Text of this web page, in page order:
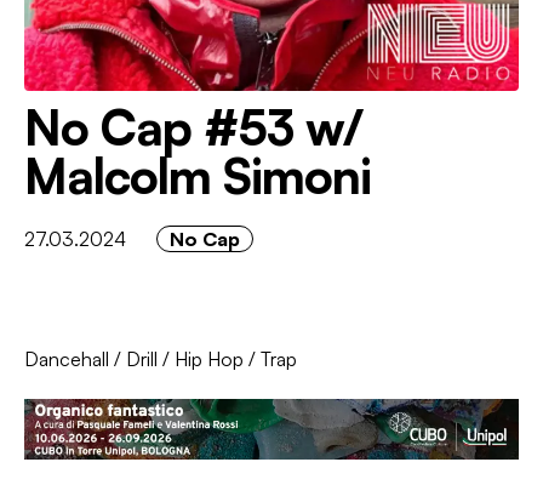
No Cap #53 w/
Malcolm Simoni
27.03.2024 No Cap
Dancehall / Drill / Hip Hop / Trap